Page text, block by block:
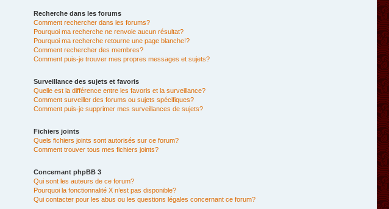
Recherche dans les forums
Comment rechercher dans les forums?
Pourquoi ma recherche ne renvoie aucun résultat?
Pourquoi ma recherche retourne une page blanche!?
Comment rechercher des membres?
Comment puis-je trouver mes propres messages et sujets?
Surveillance des sujets et favoris
Quelle est la différence entre les favoris et la surveillance?
Comment surveiller des forums ou sujets spécifiques?
Comment puis-je supprimer mes surveillances de sujets?
Fichiers joints
Quels fichiers joints sont autorisés sur ce forum?
Comment trouver tous mes fichiers joints?
Concernant phpBB 3
Qui sont les auteurs de ce forum?
Pourquoi la fonctionnalité X n’est pas disponible?
Qui contacter pour les abus ou les questions légales concernant ce forum?